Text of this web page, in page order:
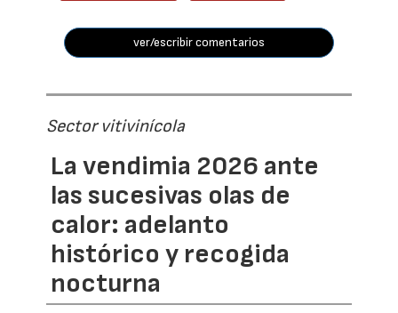
ver/escribir comentarios
Sector vitivinícola
La vendimia 2026 ante
las sucesivas olas de
calor: adelanto
histórico y recogida
nocturna